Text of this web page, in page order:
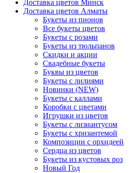
Доставка цветов Минск
Доставка цветов Алматы
Букеты из пионов
Все букеты цветов
Букеты с розами
Букеты из тюльпанов
Скидки и акции
Свадебные букеты
Буквы из цветов
Букеты с лилиями
Новинки (NEW)
Букеты с каллами
Коробки с цветами
Игрушки из цветов
Букеты с лизиантусом
Букеты с хризантемой
Композиции с орхидеей
Сердца из цветов
Букеты из кустовых роз
Новый Год